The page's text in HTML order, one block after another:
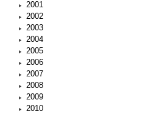
2001
2002
2003
2004
2005
2006
2007
2008
2009
2010